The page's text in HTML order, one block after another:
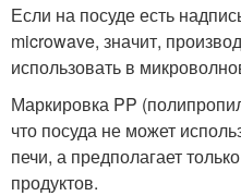
Если на посуде есть
microwave, значит,
использовать в
Маркировка PP
что посуда не может
печи, а предполагает
продуктов.